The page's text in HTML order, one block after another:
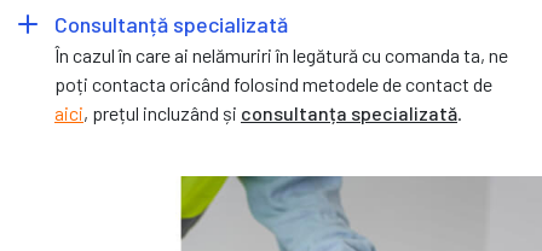
Consultanță specializată
În cazul în care ai nelămuriri în legătură cu comanda ta, ne
poți contacta oricând folosind metodele de contact de
aici, prețul incluzând și consultanța specializată.